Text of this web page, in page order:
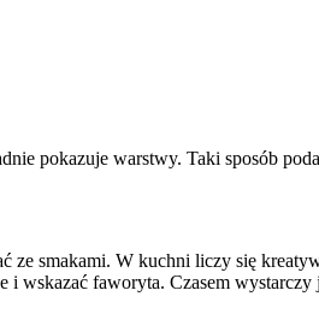
pokazuje warstwy. Taki sposób
ze smakami. W kuchni liczy się
wskazać faworyta. Czasem